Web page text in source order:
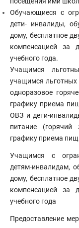
Обучающиеся с
дети- инвалиды,
дому, бесплатное
компенсацией за
учебного года.
Учащимся
учащимся льготных
одноразовое
графику приема
ОВЗ и дети-
питание (горячий
графику приема
Учащимся с
детям-инвалидам,
дому, бесплатное
компенсацией за
учебного года
Предоставление